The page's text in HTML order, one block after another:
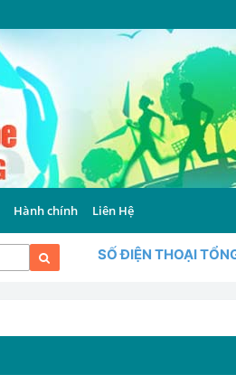
Hành chính Liên Hệ
SỐ ĐIỆN THOẠI